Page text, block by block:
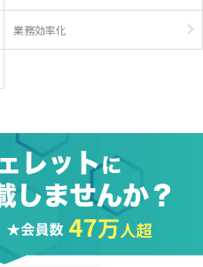
業務効率化